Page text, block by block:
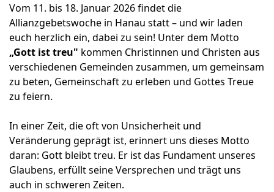
Vom 11. bis 18. Januar 2026 findet die
Allianzgebetswoche in Hanau statt – und wir laden
euch herzlich ein, dabei zu sein! Unter dem Motto
„Gott ist treu" kommen Christinnen und Christen aus
verschiedenen Gemeinden zusammen, um gemeinsam
zu beten, Gemeinschaft zu erleben und Gottes Treue
zu feiern.
In einer Zeit, die oft von Unsicherheit und
Veränderung geprägt ist, erinnert uns dieses Motto
daran: Gott bleibt treu. Er ist das Fundament unseres
Glaubens, erfüllt seine Versprechen und trägt uns
auch in schweren Zeiten.